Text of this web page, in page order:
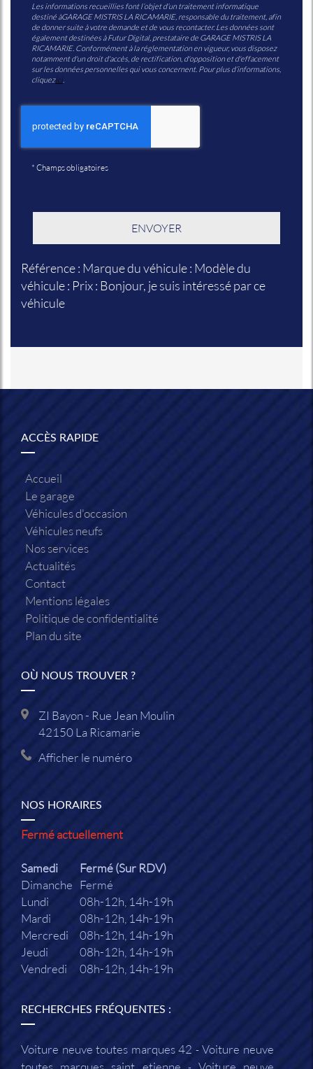
Les informations recueillies font l’objet d’un traitement informatique
destiné àGARAGE MISTRIS LA RICAMARIE, responsable du traitement, afin
de donner suite à votre demande et de vous recontacter. Les données sont
également destinées à Futur Digital, prestataire de GARAGE MISTRIS LA
RICAMARIE. Conformément à la réglementation en vigueur, vous disposez
notamment d'un droit d'accès, de rectification, d'opposition et d'effacement
sur les données personnelles qui vous concernent. Pour plus d’informations,
cliquezici.
* Champs obligatoires
Référence : Marque du véhicule : Modèle du
véhicule : Prix : Bonjour, je suis intéressé par ce
véhicule
ACCÈS RAPIDE
Accueil
Le garage
Véhicules d'occasion
Véhicules neufs
Nos services
Actualités
Contact
Mentions légales
Politique de confidentialité
Plan du site
OÙ NOUS TROUVER ?
ZI Bayon - Rue Jean Moulin
42150La Ricamarie
Afficher le numéro
NOS HORAIRES
Fermé actuellement
Samedi
Fermé (Sur RDV)
Dimanche Fermé
Lundi
08h-12h, 14h-19h
Mardi
08h-12h, 14h-19h
Mercredi
08h-12h, 14h-19h
Jeudi
08h-12h, 14h-19h
Vendredi
08h-12h, 14h-19h
RECHERCHES FRÉQUENTES :
Voiture neuve toutes marques 42
Voiture neuve